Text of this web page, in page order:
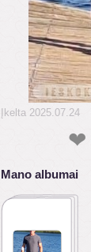
Įkelta 2025.07.24
❤
Mano albumai